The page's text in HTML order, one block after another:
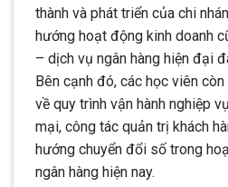
thành và phát triển của chi
hướng hoạt động kinh doanh
– dịch vụ ngân hàng hiện đại
Bên cạnh đó, các học viên
về quy trình vận hành nghiệp
mại, công tác quản trị khách
hướng chuyển đổi số trong
ngân hàng hiện nay.